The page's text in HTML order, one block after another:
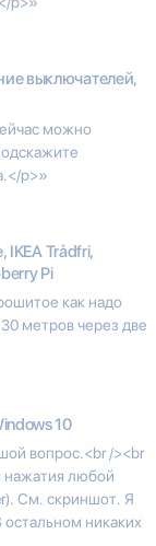
выключателей,
можно
p>»
IKEA Trådfri,
Pi
как надо
метров через две
10
вопрос.<br /><br
нажатия любой
См. скриншот. Я
остальном никаких